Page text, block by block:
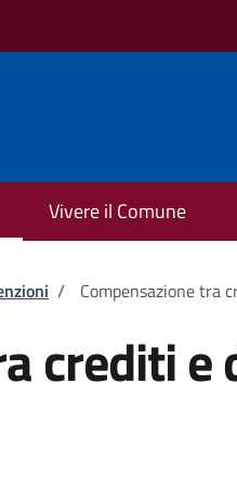
Vivere il Comune
/ Compensazione tra
crediti e